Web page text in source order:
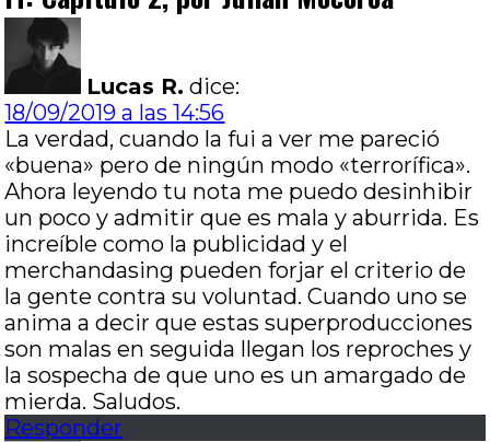
Lucas R. dice:
18/09/2019 a las 14:56
La verdad, cuando la fui a ver me pareció
«buena» pero de ningún modo «terrorífica».
Ahora leyendo tu nota me puedo desinhibir
un poco y admitir que es mala y aburrida. Es
increíble como la publicidad y el
merchandasing pueden forjar el criterio de
la gente contra su voluntad. Cuando uno se
anima a decir que estas superproducciones
son malas en seguida llegan los reproches y
la sospecha de que uno es un amargado de
mierda. Saludos.
Responder